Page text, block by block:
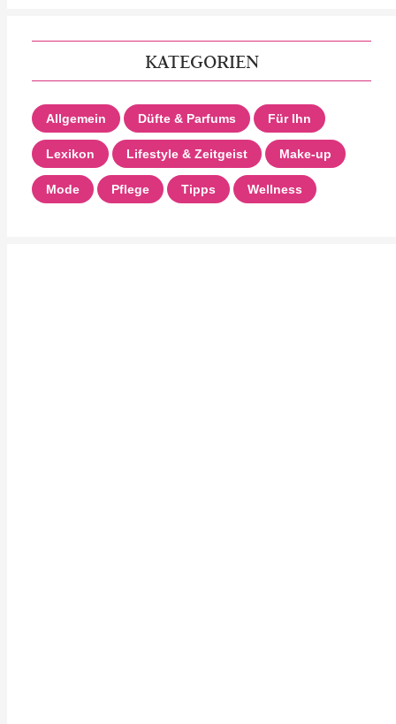
KATEGORIEN
Allgemein Düfte & Parfums Für Ihn
Lexikon Lifestyle & Zeitgeist Make-up
Mode Pflege Tipps Wellness